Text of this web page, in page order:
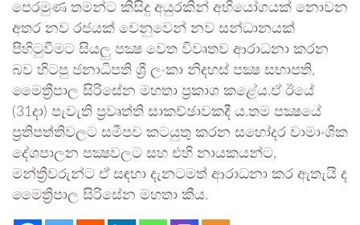
පෙරමුණ තමන්ට කිසිදු අයුරකින් අභියෝගයක් නොවන
අතර නව රජයක් වෙනුවෙන් නව සන්ධානයක්
පිහිටුවීමට සියලු පක්‍ෂ වෙත විවෘතව ආරාධනා කරන
බව හිටපු ජනාධිපති ශ්‍රී ලංකා නිදහස් පක්‍ෂ සභාපති,
මෛත්‍රීපාල සිරිසේන මහතා ප්‍රකාශ කළේය.ඒ ඊයේ
(31දා) පැවැති ප්‍රවෘත්ති සාකච්ඡාවකදී ය.තම පක්‍ෂයේ
ප්‍රතිපත්තිවලට සමීපව කටයුතු කරන සහෝදර වාමාංශික
දේශපාලන පක්‍ෂවලට සහ එහි නායකයන්ට,
මන්ත්‍රීවරුන්ට ඒ සඳහා දැනටමත් ආරාධනා කර ඇතැයි ද
මෛත්‍රීපාල සිරිසේන මහතා කීය.